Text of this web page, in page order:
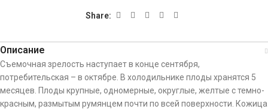
Share:
Описание
Съемочная зрелость наступает в конце сентября,
потребительская – в октябре. В холодильнике плоды хранятся 5
месяцев. Плоды крупные, одномерные, округлые, желтые с темно-
красным, размытым румянцем почти по всей поверхности. Кожица